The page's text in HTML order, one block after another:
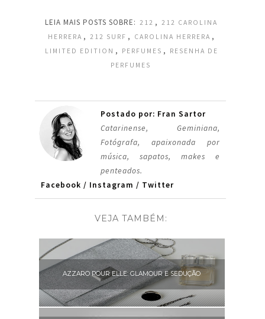
LEIA MAIS POSTS SOBRE: 212 ,
212 CAROLINA
HERRERA , 212 SURF , CAROLINA HERRERA ,
LIMITED EDITION , PERFUMES ,
RESENHA DE
PERFUMES
Postado por: Fran Sartor
Catarinense, Geminiana,
Fotógrafa, apaixonada por
música, sapatos, makes e
penteados.
Facebook / Instagram / Twitter
VEJA TAMBÉM:
AZZARO POUR ELLE: GLAMOUR E SEDUÇÃO